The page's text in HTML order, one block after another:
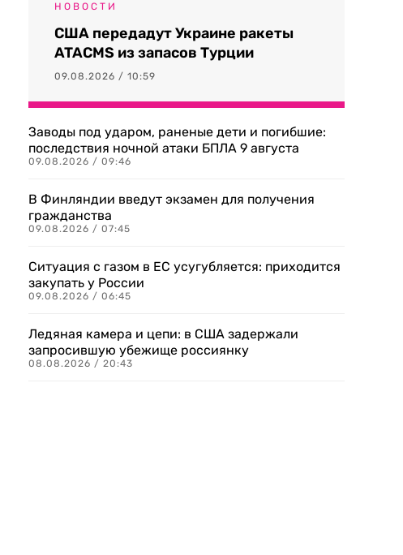
НОВОСТИ
США передадут Украине ракеты
ATACMS из запасов Турции
09.08.2026 / 10:59
Заводы под ударом, раненые дети и погибшие:
последствия ночной атаки БПЛА 9 августа
09.08.2026 / 09:46
В Финляндии введут экзамен для получения
гражданства
09.08.2026 / 07:45
Ситуация с газом в ЕС усугубляется: приходится
закупать у России
09.08.2026 / 06:45
Ледяная камера и цепи: в США задержали
запросившую убежище россиянку
08.08.2026 / 20:43